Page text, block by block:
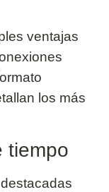
ventajas
los más
tiempo